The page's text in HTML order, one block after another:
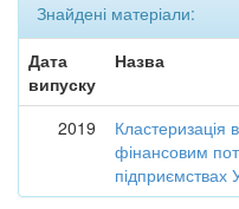
Знайдені матеріали:
Дата
випуску
Назва
2019
Кластеризація
фінансовим
підприємствах